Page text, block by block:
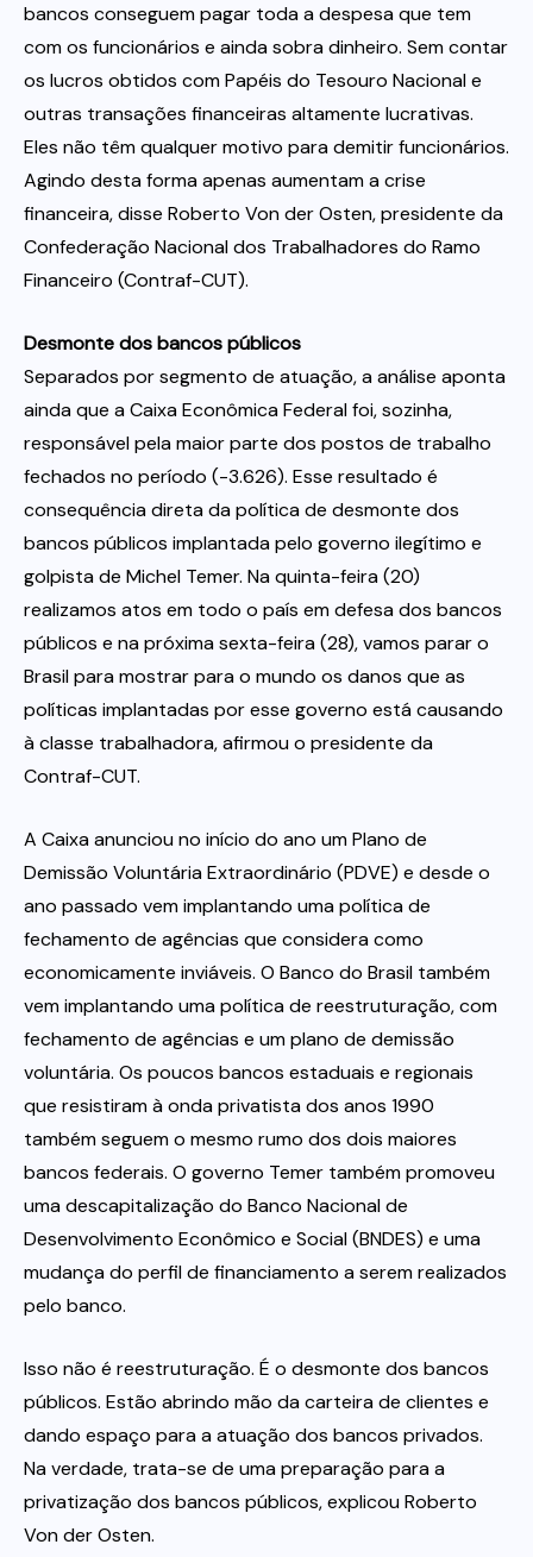
bancos conseguem pagar toda a despesa que tem
com os funcionários e ainda sobra dinheiro. Sem contar
os lucros obtidos com Papéis do Tesouro Nacional e
outras transações financeiras altamente lucrativas.
Eles não têm qualquer motivo para demitir funcionários.
Agindo desta forma apenas aumentam a crise
financeira, disse Roberto Von der Osten, presidente da
Confederação Nacional dos Trabalhadores do Ramo
Financeiro (Contraf-CUT).
Desmonte dos bancos públicos
Separados por segmento de atuação, a análise aponta
ainda que a Caixa Econômica Federal foi, sozinha,
responsável pela maior parte dos postos de trabalho
fechados no período (-3.626). Esse resultado é
consequência direta da política de desmonte dos
bancos públicos implantada pelo governo ilegítimo e
golpista de Michel Temer. Na quinta-feira (20)
realizamos atos em todo o país em defesa dos bancos
públicos e na próxima sexta-feira (28), vamos parar o
Brasil para mostrar para o mundo os danos que as
políticas implantadas por esse governo está causando
à classe trabalhadora, afirmou o presidente da
Contraf-CUT.
A Caixa anunciou no início do ano um Plano de
Demissão Voluntária Extraordinário (PDVE) e desde o
ano passado vem implantando uma política de
fechamento de agências que considera como
economicamente inviáveis. O Banco do Brasil também
vem implantando uma política de reestruturação, com
fechamento de agências e um plano de demissão
voluntária. Os poucos bancos estaduais e regionais
que resistiram à onda privatista dos anos 1990
também seguem o mesmo rumo dos dois maiores
bancos federais. O governo Temer também promoveu
uma descapitalização do Banco Nacional de
Desenvolvimento Econômico e Social (BNDES) e uma
mudança do perfil de financiamento a serem realizados
pelo banco.
Isso não é reestruturação. É o desmonte dos bancos
públicos. Estão abrindo mão da carteira de clientes e
dando espaço para a atuação dos bancos privados.
Na verdade, trata-se de uma preparação para a
privatização dos bancos públicos, explicou Roberto
Von der Osten.